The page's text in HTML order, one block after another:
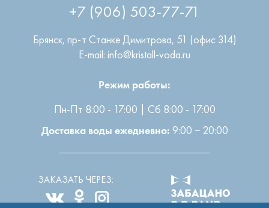
+7 (906) 503-77-71
Брянск
пр-т Станке Димитрова, 51 (офис 314)
E-mail: info@kristall-voda.ru
Режим работы:
Пн-Пт 8:00 - 17:00 | Сб 8:00 - 17:00
Доставка воды ежедневно: 9:00 − 20:00
ЗАКАЗАТЬ ЧЕРЕЗ: